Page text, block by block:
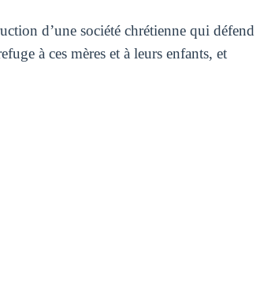
d’une société chrétienne qui défend
à ces mères et à leurs enfants, et